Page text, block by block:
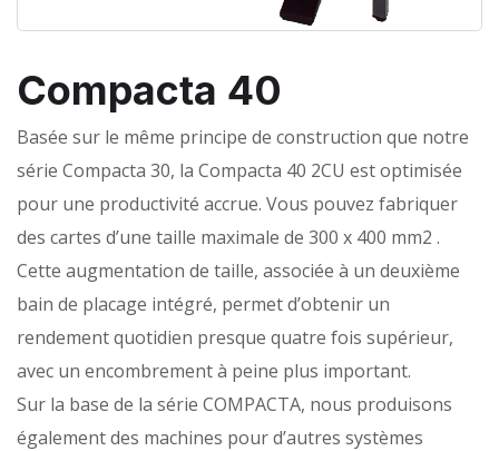
Compacta 40
Basée sur le même principe de construction que notre
série Compacta 30, la Compacta 40 2CU est optimisée
pour une productivité accrue. Vous pouvez fabriquer
des cartes d’une taille maximale de 300 x 400 mm2 .
Cette augmentation de taille, associée à un deuxième
bain de placage intégré, permet d’obtenir un
rendement quotidien presque quatre fois supérieur,
avec un encombrement à peine plus important.
Sur la base de la série COMPACTA, nous produisons
également des machines pour d’autres systèmes